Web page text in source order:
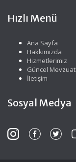
Hızlı Menü
Ana Sayfa
Hakkımızda
Hizmetlerimiz
Güncel Mevzuat
İletişim
Sosyal Medya